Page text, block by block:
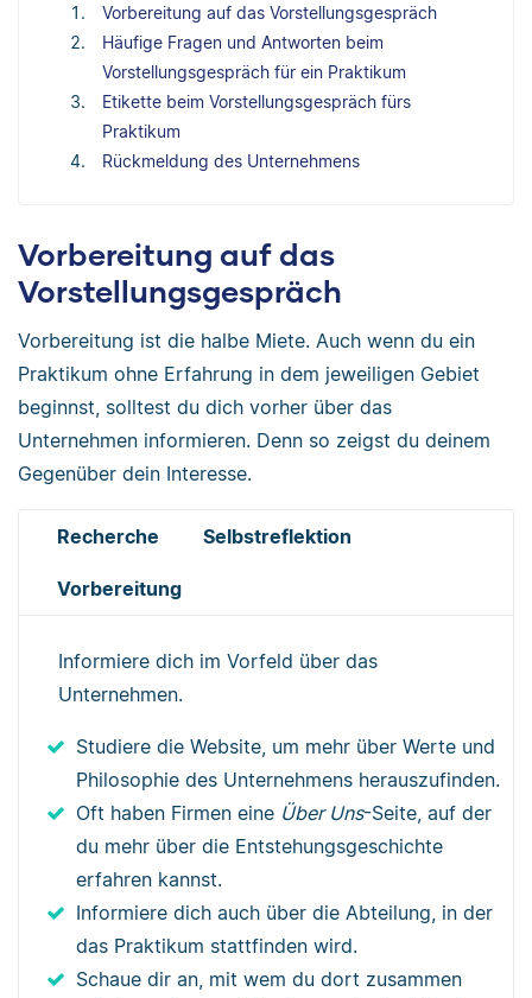
Vorbereitung auf das Vorstellungsgespräch
Häufige Fragen und Antworten beim
Vorstellungsgespräch für ein Praktikum
Etikette beim Vorstellungsgespräch fürs
Praktikum
Rückmeldung des Unternehmens
Vorbereitung auf das
Vorstellungsgespräch
Vorbereitung ist die halbe Miete. Auch wenn du ein
Praktikum ohne Erfahrung in dem jeweiligen Gebiet
beginnst, solltest du dich vorher über das
Unternehmen informieren. Denn so zeigst du deinem
Gegenüber dein Interesse.
Recherche Selbstreflektion
Vorbereitung
Informiere dich im Vorfeld über das
Unternehmen.
Studiere die Website, um mehr über Werte und
Philosophie des Unternehmens herauszufinden.
Oft haben Firmen eine Über Uns-Seite, auf der
du mehr über die Entstehungsgeschichte
erfahren kannst.
Informiere dich auch über die Abteilung, in der
das Praktikum stattfinden wird.
Schaue dir an, mit wem du dort zusammen